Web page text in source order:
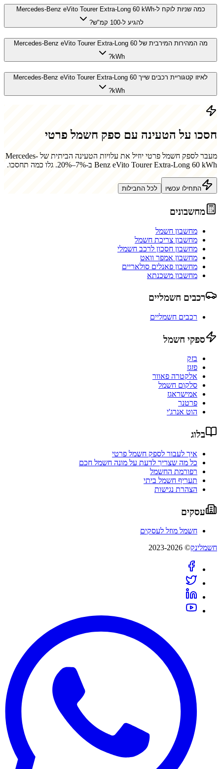
כמה שניות לוקח ל-Mercedes-Benz eVito Tourer Extra-Long 60 kWh
להגיע ל-100 קמ"ש?
מה המהירות המירבית של Mercedes-Benz eVito Tourer Extra-Long 60
kWh?
לאיזו קטגוריית רכבים שייך Mercedes-Benz eVito Tourer Extra-Long 60
kWh?
חסכו על הטעינה עם ספק חשמל פרטי
מעבר לספק חשמל פרטי יוזיל את עלויות הטעינה הביתית של Mercedes-
Benz eVito Tourer Extra-Long 60 kWh ב-7%–20%. גלו כמה תחסכו.
התחילו עכשיו לכל החבילות
מחשבונים
מחשבון חשמל
מחשבון צריכת חשמל
מחשבון חסכון לרכב חשמלי
מחשבון אמפר וואט
מחשבון פאנלים סולאריים
מחשבון משכנתא
רכבים חשמליים
רכבים חשמליים
ספקי חשמל
בזק
פזגז
אלקטרה פאוור
סלקום חשמל
אמישראגז
פרטנר
הוט אנרג'י
בלוג
איך לעבור לספק חשמל פרטי
כל מה שצריך לדעת על מונה חשמל חכם
רפורמת החשמל
תעריף חשמל ביתי
הצהרת נגישות
עסקים
חשמל מוזל לעסקים
חשמלינק© 2023-2026